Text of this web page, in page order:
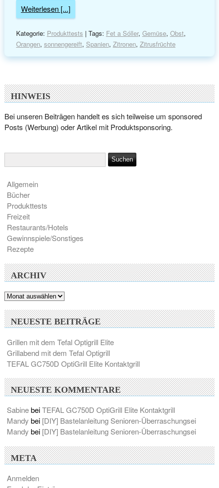
Weiterlesen [...]
Kategorie: Produkttests | Tags: Fet a Sóller, Gemüse, Obst,
Orangen, sonnengereift, Spanien, Zitronen, Zitrusfrüchte
HINWEIS
Bei unseren Beiträgen handelt es sich teilweise um sponsored
Posts (Werbung) oder Artikel mit Produktsponsoring.
Allgemein
Bücher
Produkttests
Freizeit
Restaurants/Hotels
Gewinnspiele/Sonstiges
Rezepte
ARCHIV
Archiv
NEUESTE BEITRÄGE
Grillen mit dem Tefal Optigrill Elite
Grillabend mit dem Tefal Optigrill
TEFAL GC750D OptiGrill Elite Kontaktgrill
NEUESTE KOMMENTARE
SabinebeiTEFAL GC750D OptiGrill Elite Kontaktgrill
Mandy bei [DIY] Bastelanleitung Senioren-Überraschungsei
Mandy bei [DIY] Bastelanleitung Senioren-Überraschungsei
META
Anmelden